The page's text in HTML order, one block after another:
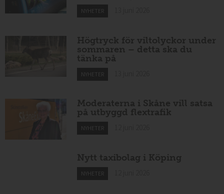
NYHETER
Högtryck för viltolyckor under
sommaren – detta ska du
tänka på
NYHETER
Moderaterna i Skåne vill satsa
på utbyggd flextrafik
NYHETER
Nytt taxibolag i Köping
NYHETER